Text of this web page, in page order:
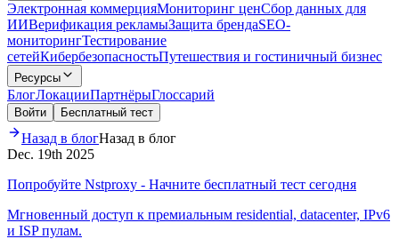
Электронная коммерцияМониторинг ценСбор данных для
ИИВерификация рекламыЗащита брендаSEO-
мониторингТестирование
сетейКибербезопасностьПутешествия и гостиничный бизнес
Ресурсы
БлогЛокацииПартнёрыГлоссарий
Войти Бесплатный тест
Назад в блогНазад в блог
Dec. 19th 2025
Попробуйте Nstproxy - Начните бесплатный тест сегодня
Мгновенный доступ к премиальным residential, datacenter, IPv6
и ISP пулам.